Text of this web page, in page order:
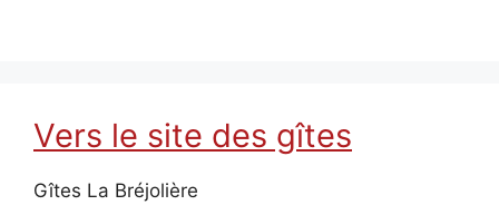
Vers le site des gîtes
Gîtes La Bréjolière